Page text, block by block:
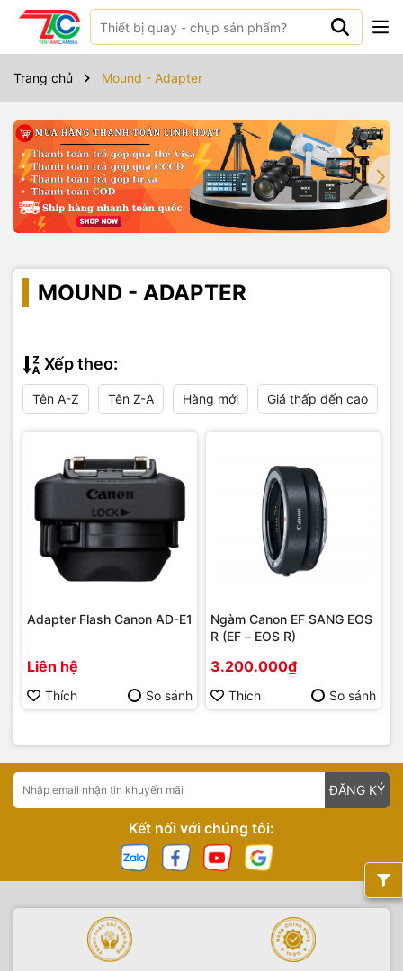
Trang chủ Mound - Adapter
MOUND - ADAPTER
Xếp theo:
Tên A-Z Tên Z-A Hàng mới Giá thấp đến cao
Adapter Flash Canon AD-E1
Liên hệ
Thích So sánh
Ngàm Canon EF SANG EOS
R (EF – EOS R)
3.200.000₫
Thích So sánh
ĐĂNG KÝ
Kết nối với chúng tôi: